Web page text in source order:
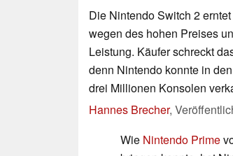
Die Nintendo Switch 2
wegen des hohen Preises
Leistung. Käufer schreckt
denn Nintendo konnte in
drei Millionen Konsolen
Hannes Brecher,
Wie Nintendo Prime